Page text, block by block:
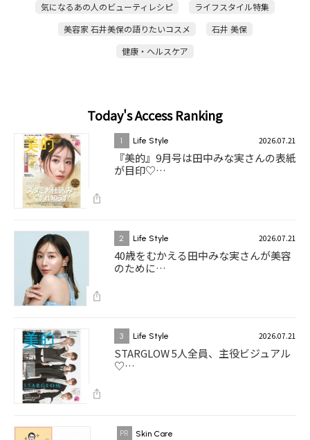
気になるあの人のビューティレシピ
ライフスタイル特集
美容家 石井美保の語りたいコスメ
石井 美保
健康・ヘルスケア
Today's Access Ranking
1 Life Style 2026.07.21
『美的』9月号は田中みな実さんの表紙
が目印♡…
2 Life Style 2026.07.21
40歳をむかえる田中みな実さんが美容
のために…
3 Life Style 2026.07.21
STARGLOW 5人全員、主役ビジュアル
♡…
Skin Care